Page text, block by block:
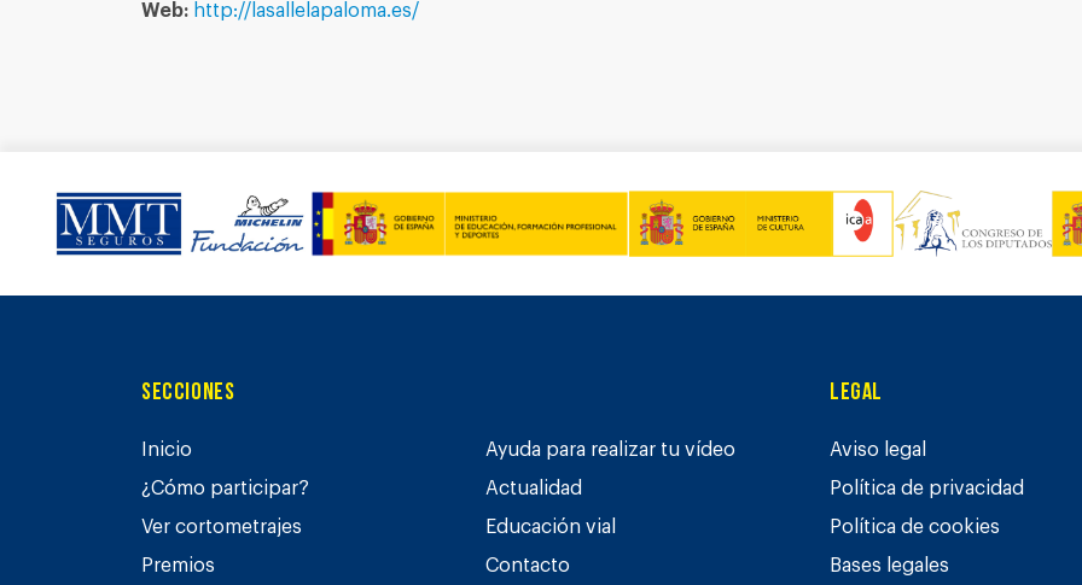
Web: http://lasallelapaloma.es/
Secciones
Inicio
¿Cómo participar?
Ver cortometrajes
Premios
Ayuda para realizar tu vídeo
Actualidad
Educación vial
Contacto
Legal
Aviso legal
Política de privacidad
Política de cookies
Bases legales